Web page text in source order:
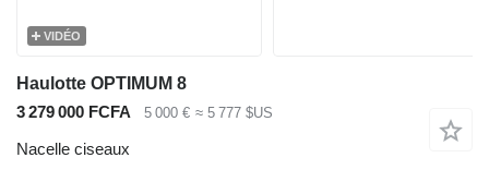
VIDÉO
Haulotte OPTIMUM 8
3 279 000 FCFA
5 000 € ≈ 5 777 $US
Nacelle ciseaux